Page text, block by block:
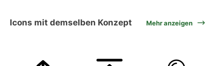
Icons mit demselben Konzept Mehr anzeigen